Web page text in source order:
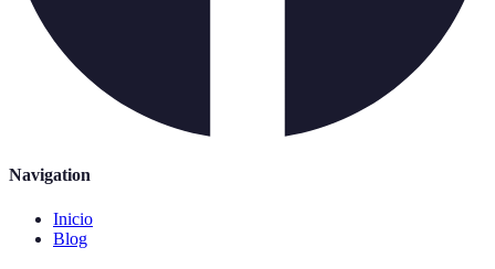
Navigation
Inicio
Blog